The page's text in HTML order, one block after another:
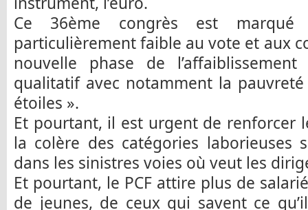
Ce 36ème congrès est
particulièrement faible au vote et aux
nouvelle phase de
qualitatif avec notamment la
étoiles ».
Et pourtant, il est urgent de renforcer
la colère des catégories laborieuses
dans les sinistres voies où veut les
Et pourtant, le PCF attire plus de
de jeunes, de ceux qui savent ce